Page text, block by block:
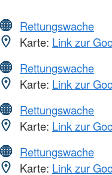
Rettungswache
Karte: Link zur
Rettungswache
Karte: Link zur
Rettungswache
Karte: Link zur
Rettungswache
Karte: Link zur